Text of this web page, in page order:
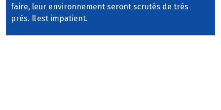
faire, leur environnement seront scrutés de très
près. Il est impatient.